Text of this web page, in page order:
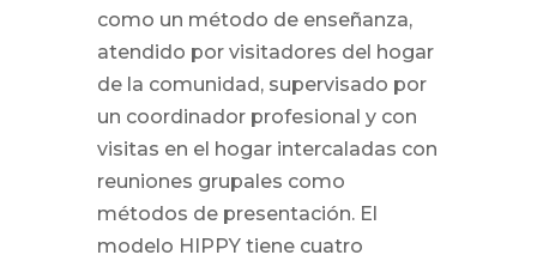
como un método de enseñanza,
atendido por visitadores del hogar
de la comunidad, supervisado por
un coordinador profesional y con
visitas en el hogar intercaladas con
reuniones grupales como
métodos de presentación. El
modelo HIPPY tiene cuatro